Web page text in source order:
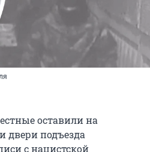
оставили на
двери подъезда
с нацистской